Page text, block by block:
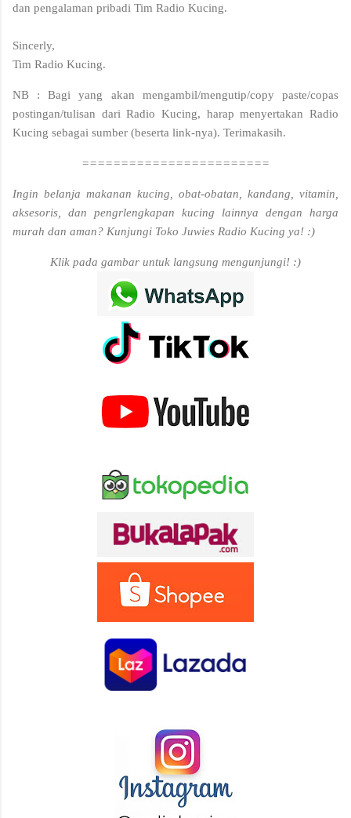
dan pengalaman pribadi Tim Radio Kucing.
Sincerly,
Tim Radio Kucing.
NB : Bagi yang akan mengambil/mengutip/copy paste/copas
postingan/tulisan dari Radio Kucing, harap menyertakan Radio
Kucing sebagai sumber (beserta link-nya). Terimakasih.
========================
Ingin belanja makanan kucing, obat-obatan, kandang, vitamin,
aksesoris, dan pengrlengkapan kucing lainnya dengan harga
murah dan aman? Kunjungi Toko Juwies Radio Kucing ya! :)
Klik pada gambar untuk langsung mengunjungi! :)